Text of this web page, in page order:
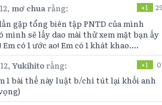
mơ chuarằng: +1 29
gặp tổng biên tập PNTD của mình
mình sẽ lấy dao mài thử xem mặt bạn ấy
có 1 ước ao! Em có 1 khát khao....
Yukihitorằng: +1 0
1 bài thế này luật b/chí tút lại khối anh